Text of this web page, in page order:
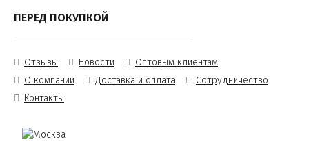
ПЕРЕД ПОКУПКОЙ
Отзывы Новости
Оптовым клиентам
О компании
Доставка и оплата
Сотрудничество
Контакты